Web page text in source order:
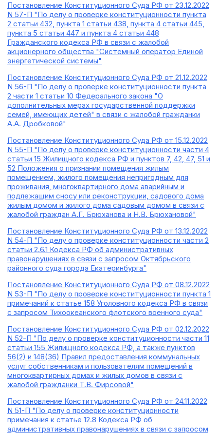
Постановление Конституционного Суда РФ от 23.12.2022
N 57-П "По делу о проверке конституционности пункта
2 статьи 432, пункта 1 статьи 438, пункта 4 статьи 445,
пункта 5 статьи 447 и пункта 4 статьи 448
Гражданского кодекса РФ в связи с жалобой
акционерного общества "Системный оператор Единой
энергетической системы"
Постановление Конституционного Суда РФ от 21.12.2022
N 56-П "По делу о проверке конституционности пункта
2 части 1 статьи 10 Федерального закона "О
дополнительных мерах государственной поддержки
семей, имеющих детей" в связи с жалобой гражданки
А.А. Дробковой"
Постановление Конституционного Суда РФ от 15.12.2022
N 55-П "По делу о проверке конституционности части 4
статьи 15 Жилищного кодекса РФ и пунктов 7, 42, 47, 51 и
52 Положения о признании помещения жилым
помещением, жилого помещения непригодным для
проживания, многоквартирного дома аварийным и
подлежащим сносу или реконструкции, садового дома
жилым домом и жилого дома садовым домом в связи с
жалобой граждан А.Г. Брюханова и Н.В. Брюхановой"
Постановление Конституционного Суда РФ от 13.12.2022
N 54-П "По делу о проверке конституционности части 2
статьи 2.6.1 Кодекса РФ об административных
правонарушениях в связи с запросом Октябрьского
районного суда города Екатеринбурга"
Постановление Конституционного Суда РФ от 08.12.2022
N 53-П "По делу о проверке конституционности пункта 1
примечаний к статье 158 Уголовного кодекса РФ в связи
с запросом Тихоокеанского флотского военного суда"
Постановление Конституционного Суда РФ от 02.12.2022
N 52-П "По делу о проверке конституционности части 11
статьи 155 Жилищного кодекса РФ, а также пунктов
56(2) и 148(36) Правил предоставления коммунальных
услуг собственникам и пользователям помещений в
многоквартирных домах и жилых домов в связи с
жалобой гражданки Т.В. Фирсовой"
Постановление Конституционного Суда РФ от 24.11.2022
N 51-П "По делу о проверке конституционности
примечания к статье 12.8 Кодекса РФ об
административных правонарушениях в связи с запросом